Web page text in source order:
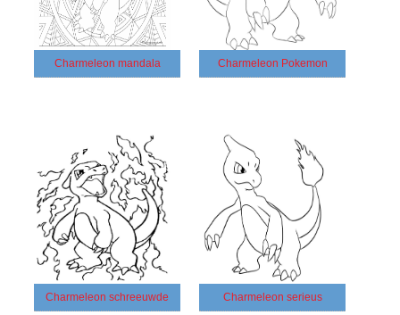
Charmeleon mandala Charmeleon Pokemon
Charmeleon schreeuwde Charmeleon serieus